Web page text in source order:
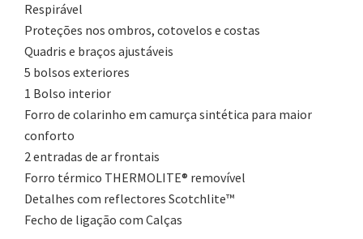
Respirável
Proteções nos ombros, cotovelos e costas
Quadris e braços ajustáveis
5 bolsos exteriores
1 Bolso interior
Forro de colarinho em camurça sintética para maior
conforto
2 entradas de ar frontais
Forro térmico THERMOLITE® removível
Detalhes com reflectores Scotchlite™
Fecho de ligação com Calças